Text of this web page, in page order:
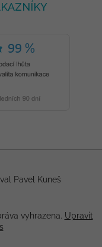
Pavel Kuneš
vyhrazena. Upravit